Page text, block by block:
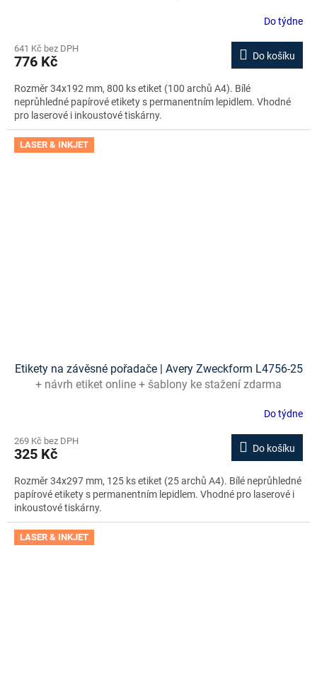
Do týdne
641 Kč bez DPH
776 Kč Do košíku
Rozměr 34x192 mm, 800 ks etiket (100 archů A4). Bílé
neprůhledné papírové etikety s permanentním lepidlem. Vhodné
pro laserové i inkoustové tiskárny.
LASER & INKJET
Etikety na závěsné pořadače | Avery Zweckform L4756-25
+ návrh etiket online + šablony ke stažení zdarma
Do týdne
269 Kč bez DPH
325 Kč Do košíku
Rozměr 34x297 mm, 125 ks etiket (25 archů A4). Bílé neprůhledné
papírové etikety s permanentním lepidlem. Vhodné pro laserové i
inkoustové tiskárny.
LASER & INKJET